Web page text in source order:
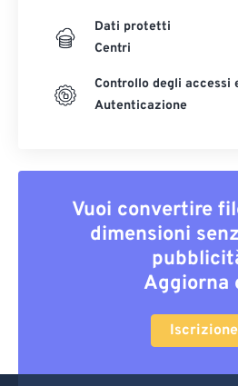
Dati protetti
Centri
Controllo degli accessi
Autenticazione
Vuoi convertire
dimensioni
Aggiorna
Iscrizione